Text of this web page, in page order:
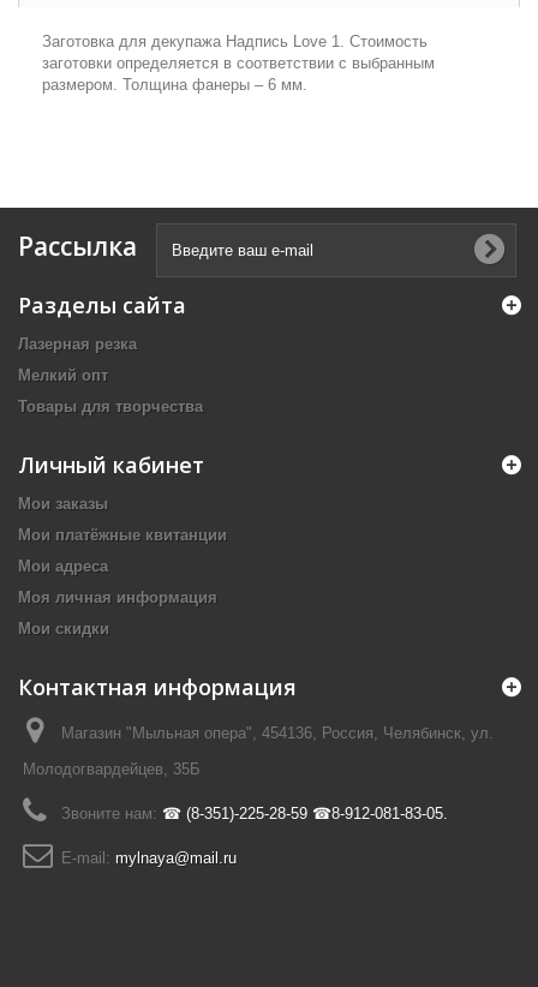
Заготовка для декупажа Надпись Love 1. Стоимость
заготовки определяется в соответствии с выбранным
размером. Толщина фанеры – 6 мм.
Рассылка
Разделы сайта
Лазерная резка
Мелкий опт
Товары для творчества
Личный кабинет
Мои заказы
Мои платёжные квитанции
Мои адреса
Моя личная информация
Мои скидки
Контактная информация
Магазин "Мыльная опера", 454136, Россия, Челябинск, ул.
Молодогвардейцев, 35Б
Звоните нам: ☎ (8-351)-225-28-59 ☎8-912-081-83-05.
E-mail: mylnaya@mail.ru